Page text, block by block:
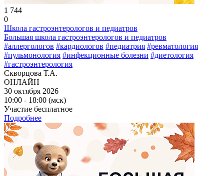
1 744
0
Школа гастроэнтерологов и педиатров
Большая школа гастроэнтерологов и педиатров
#аллергологов #кардиологов #педиатрия #ревматология
#пульмонология #инфекционные болезни #диетология
#гастроэнтерология
Скворцова Т.А.
ОНЛАЙН
30 октября 2026
10:00 - 18:00 (мск)
Участие бесплатное
Подробнее